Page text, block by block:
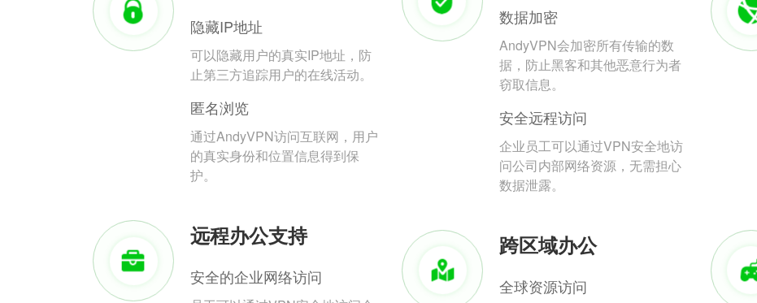
隐藏IP地址
可以隐藏用户的真实IP地址，防
止第三方追踪用户的在线活动。
匿名浏览
通过AndyVPN访问互联网，用户
的真实身份和位置信息得到保
护。
数据加密
AndyVPN会加密所有传输的数
据，防止黑客和其他恶意行为者
窃取信息。
安全远程访问
企业员工可以通过VPN安全地访
问公司内部网络资源，无需担心
数据泄露。
远程办公支持
安全的企业网络访问
跨区域办公
全球资源访问